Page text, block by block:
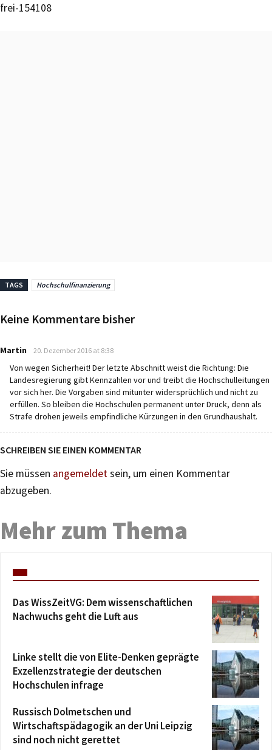
frei-154108
TAGS Hochschulfinanzierung
Keine Kommentare bisher
Martin says:
20. Dezember 2016 at 8:38
Von wegen Sicherheit! Der letzte Abschnitt weist die Richtung: Die
Landesregierung gibt Kennzahlen vor und treibt die Hochschulleitungen
vor sich her. Die Vorgaben sind mitunter widersprüchlich und nicht zu
erfüllen. So bleiben die Hochschulen permanent unter Druck, denn als
Strafe drohen jeweils empfindliche Kürzungen in den Grundhaushalt.
SCHREIBEN SIE EINEN KOMMENTAR
Sie müssen angemeldetsein, um einen Kommentar
abzugeben.
Mehr zum Thema
Das WissZeitVG: Dem wissenschaftlichen
Nachwuchs geht die Luft aus
Linke stellt die von Elite-Denken geprägte
Exzellenzstrategie der deutschen
Hochschulen infrage
Russisch Dolmetschen und
Wirtschaftspädagogik an der Uni Leipzig
sind noch nicht gerettet